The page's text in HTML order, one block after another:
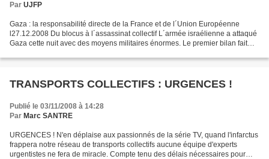
Par UJFP
Gaza : la responsabilité directe de la France et de l´Union Européenne
l27.12.2008 Du blocus à l´assassinat collectif L´armée israélienne a attaqué
Gaza cette nuit avec des moyens militaires énormes. Le premier bilan fait
TRANSPORTS COLLECTIFS : URGENCES !
Publié le 03/11/2008 à 14:28
Par Marc SANTRE
URGENCES ! N'en déplaise aux passionnés de la série TV, quand l'infarctus
frappera notre réseau de transports collectifs aucune équipe d'experts
urgentistes ne fera de miracle. Compte tenu des délais nécessaires pour